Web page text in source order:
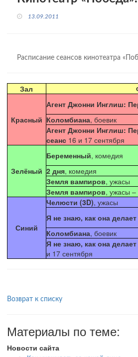
13.09.2011
Расписание сеансов кинотеатра
Зал
Красный
Агент Джонни Инглиш:
Коломбиана, боевик
Агент Джонни Инглиш:
сеанс16 и 17 сентября
Зелёный
Беременный, комедия
2 дня, комедия
Земля вампиров, ужасы
Земля вампиров, ужасы –
Синий
Челюсти (3D), ужасы
Я не знаю, как она делает
Коломбиана, боевик
Я не знаю, как она делает
и 17 сентября
Возврат к списку
Материалы по теме:
Новости сайта